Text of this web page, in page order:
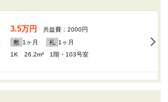
3.5万円
共益費：2000円
敷 1 ヶ月 礼 1 ヶ月
1K 26.2m²
1階・103号室